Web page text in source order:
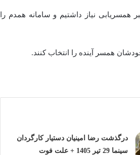
همسریابی نیاز داشتیم و سامانه همدم را
همسر آینده را انتخاب کنند.
درگذشت رضا امینیان دستیار کارگردان
سینما 29 تیر 1405 + علت فوت